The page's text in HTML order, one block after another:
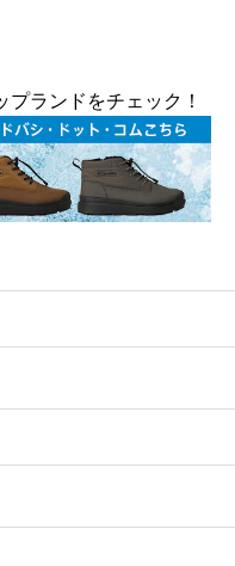
ランドをチェック！